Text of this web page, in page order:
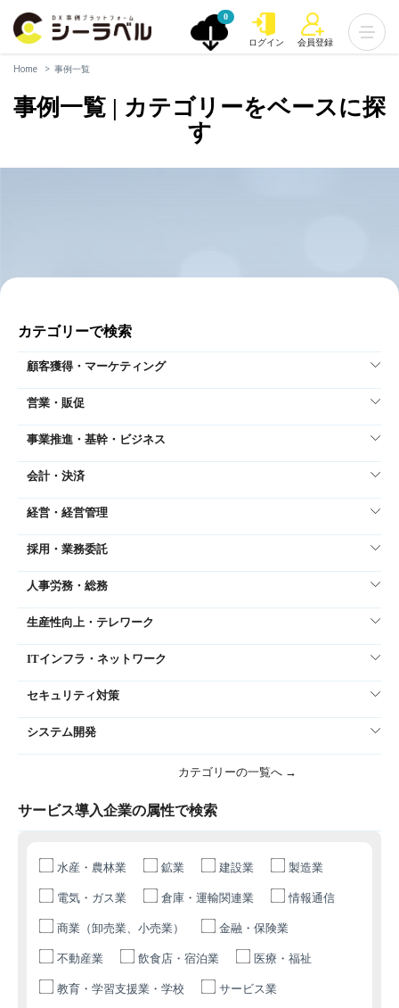
0
ログイン 会員登録
Home 事例一覧
事例一覧 | カテゴリーをベースに探
す
カテゴリーで検索
顧客獲得・マーケティング
営業・販促
事業推進・基幹・ビジネス
会計・決済
経営・経営管理
採用・業務委託
人事労務・総務
生産性向上・テレワーク
ITインフラ・ネットワーク
セキュリティ対策
システム開発
カテゴリーの一覧へ →
サービス導入企業の属性で検索
水産・農林業 鉱業 建設業 製造業
電気・ガス業 倉庫・運輸関連業 情報通信
商業（卸売業、小売業） 金融・保険業
不動産業 飲食店・宿泊業 医療・福祉
教育・学習支援業・学校 サービス業